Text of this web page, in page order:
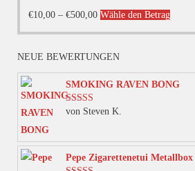
€10,00 – €500,00 Wähle den BetragDieses
können
NEUE BEWERTUNGEN
SMOKING RAVEN BONG
Bewertet mit
von Steven K.
Pepe Zigarettenetui Metallbox